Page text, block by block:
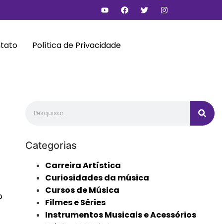
Política de Privacidade
Categorias
Carreira Artística
Curiosidades da música
Cursos de Música
Filmes e Séries
Instrumentos Musicais e Acessórios